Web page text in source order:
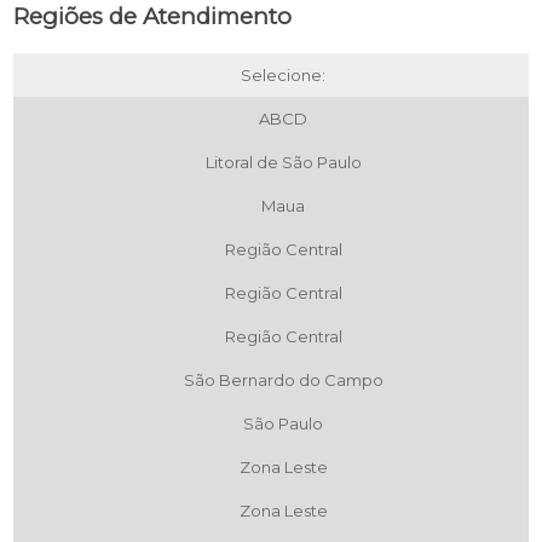
Regiões de Atendimento
Selecione:
ABCD
Litoral de São Paulo
Maua
Região Central
Região Central
Região Central
São Bernardo do Campo
São Paulo
Zona Leste
Zona Leste